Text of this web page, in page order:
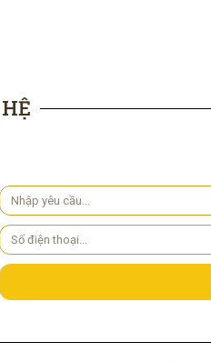
Yêu
cầu
Số
điện
thoại